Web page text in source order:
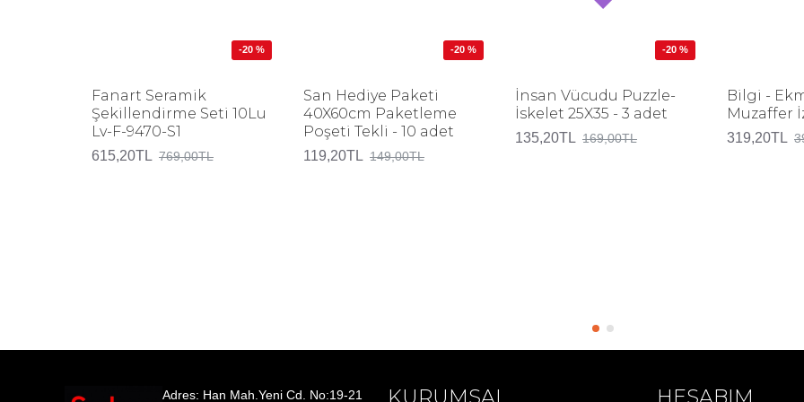
-20 %
Fanart Seramik
Şekillendirme Seti 10Lu
Lv-F-9470-S1
615,20TL 769,00TL
-20 %
San Hediye Paketi
40X60cm Paketleme
Poşeti Tekli - 10 adet
119,20TL 149,00TL
-20 %
İnsan Vücudu Puzzle-
İskelet 25X35 - 3 adet
135,20TL 169,00TL
Bilgi -
Muzaffer
319,20TL
Adres: Han Mah.Yeni Cd. No:19-21 KURUMSAL HESABIM